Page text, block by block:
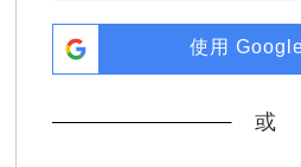
使用
或